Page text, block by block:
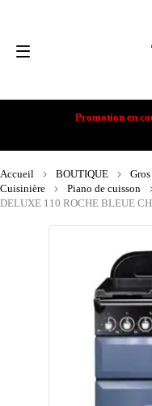
Promotion en
Accueil BOUTIQUE
Cuisinière
Piano de cuisson
DELUXE 110 ROCHE BLEUE